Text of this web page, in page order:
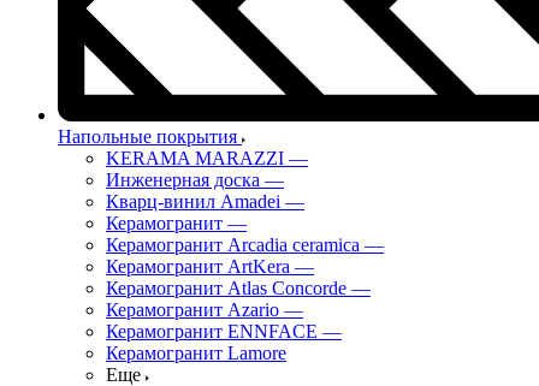
Напольные покрытия
KERAMA MARAZZI —
Инженерная доска —
Кварц-винил Amadei —
Керамогранит —
Керамогранит Arcadia ceramica —
Керамогранит ArtKera —
Керамогранит Atlas Concorde —
Керамогранит Azario —
Керамогранит ENNFACE —
Керамогранит Lamore
Еще